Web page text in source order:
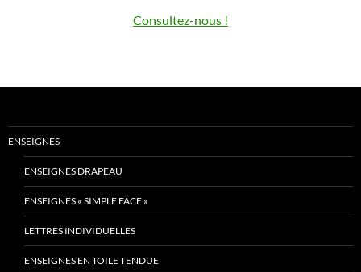
Consultez-nous !
ENSEIGNES
ENSEIGNES DRAPEAU
ENSEIGNES « SIMPLE FACE »
LETTRES INDIVIDUELLES
ENSEIGNES EN TOILE TENDUE